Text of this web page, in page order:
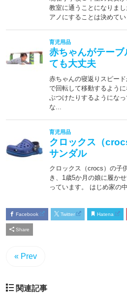
Facebook Twitter Hatena
Share
« Prev
関連記事